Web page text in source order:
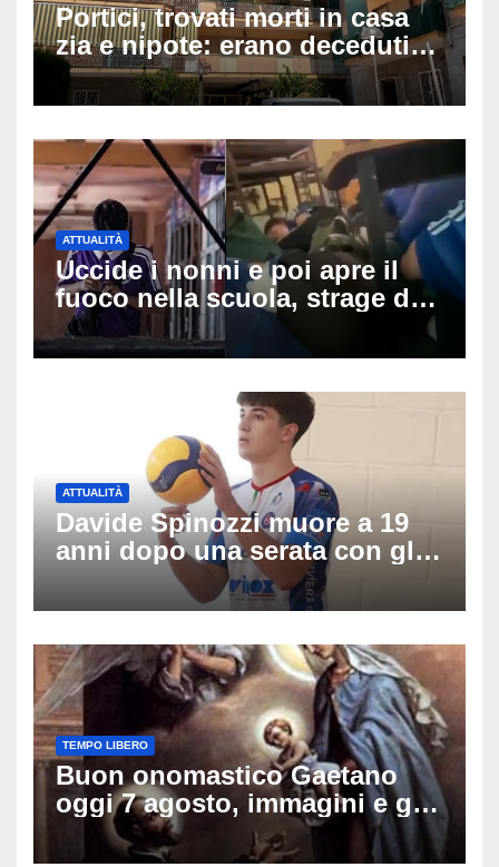
Portici, trovati morti in casa
zia e nipote: erano deceduti
da giorni, il caldo tra le
ipotesi al vaglio
ATTUALITÀ
Uccide i nonni e poi apre il
fuoco nella scuola, strage di
insegnanti: il possibile
movente dietro il massacro in
ATTUALITÀ
Davide Spinozzi muore a 19
anni dopo una serata con gli
amici: il mistero dello
schianto senza frenata
TEMPO LIBERO
Buon onomastico Gaetano
oggi 7 agosto, immagini e gif
di auguri da condividere sui
social